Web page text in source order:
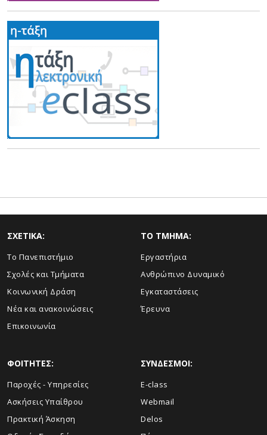
ΣΧΕΤΙΚΑ:
Το Πανεπιστήμιο
Σχολές και Τμήματα
Κοινωνική Δράση
Νέα και ανακοινώσεις
Επικοινωνία
TO TMHMA:
Εργαστήρια
Ανθρώπινο Δυναμικό
Εγκαταστάσεις
Έρευνα
ΦΟΙΤΗΤΕΣ:
Παροχές - Υπηρεσίες
Ασκήσεις Υπαίθρου
Πρακτική Άσκηση
ΣΥΝΔΕΣΜΟΙ:
E-class
Webmail
Delos